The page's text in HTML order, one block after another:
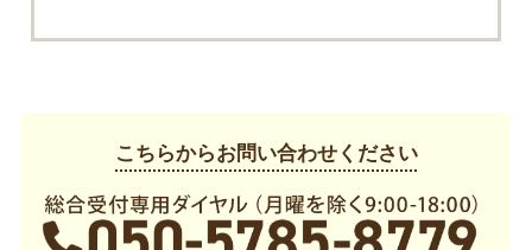
こちらからお問い合わせください